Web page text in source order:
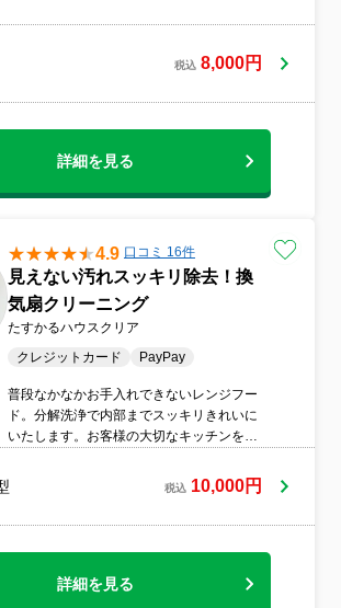
税込 8,000円
詳細を見る
4.9 口コミ 16件
見えない汚れスッキリ除去！換
気扇クリーニング
たすかるハウスクリア
クレジットカード
PayPay
普段なかなかお手入れできないレンジフー
ド。分解洗浄で内部までスッキリきれいに
いたします。お客様の大切なキッチンを、
いたします。
税込 10,000円
詳細を見る